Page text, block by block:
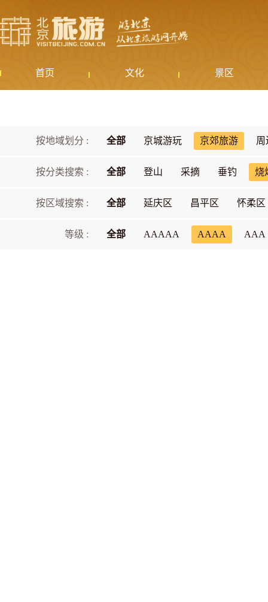
首页 文化 景区
按地域划分 : 全部 京城游玩 京郊旅游 周
按分类搜索 : 全部 登山 采摘 垂钓 烧
按区域搜索 : 全部 延庆区 昌平区 怀柔区
等级 : 全部 AAAAA AAAA AAA